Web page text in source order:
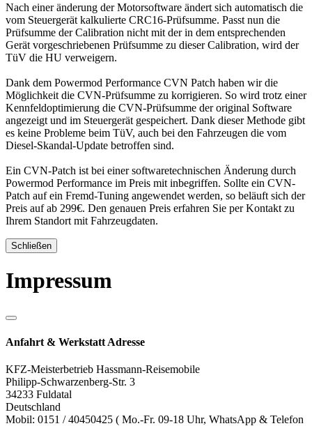
Nach einer änderung der Motorsoftware ändert sich automatisch die
vom Steuergerät kalkulierte CRC16-Prüfsumme. Passt nun die
Prüfsumme der Calibration nicht mit der in dem entsprechenden
Gerät vorgeschriebenen Prüfsumme zu dieser Calibration, wird der
TüV die HU verweigern.
Dank dem Powermod Performance CVN Patch haben wir die
Möglichkeit die CVN-Prüfsumme zu korrigieren. So wird trotz einer
Kennfeldoptimierung die CVN-Prüfsumme der original Software
angezeigt und im Steuergerät gespeichert. Dank dieser Methode gibt
es keine Probleme beim TüV, auch bei den Fahrzeugen die vom
Diesel-Skandal-Update betroffen sind.
Ein CVN-Patch ist bei einer softwaretechnischen Änderung durch
Powermod Performance im Preis mit inbegriffen. Sollte ein CVN-
Patch auf ein Fremd-Tuning angewendet werden, so beläuft sich der
Preis auf ab 299€. Den genauen Preis erfahren Sie per Kontakt zu
Ihrem Standort mit Fahrzeugdaten.
Schließen
Impressum
Anfahrt & Werkstatt Adresse
KFZ-Meisterbetrieb Hassmann-Reisemobile
Philipp-Schwarzenberg-Str. 3
34233 Fuldatal
Deutschland
Mobil: 0151 / 40450425 ( Mo.-Fr. 09-18 Uhr, WhatsApp & Telefon